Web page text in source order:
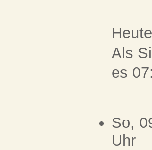
Als
es
So,
Uhr